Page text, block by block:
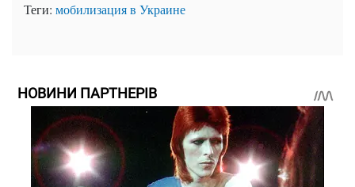
Теги: мобилизация в Украине
НОВИНИ ПАРТНЕРІВ